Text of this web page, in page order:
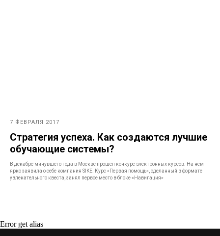
7 ФЕВРАЛЯ 2017
Стратегия успеха. Как создаются лучшие
обучающие системы?
В декабре минувшего года в Москве прошел конкурс электронных курсов. На нем
ярко заявила о себе компания SIKE. Курс «Первая помощь», сделанный в формате
увлекательного квеста, занял первое место в блоке «Навигация»
Error get alias